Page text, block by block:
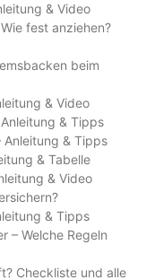
& Video
fest anziehen?
beim
& Video
& Tipps
& Tipps
& Tabelle
& Video
& Tipps
– Welche Regeln
Checkliste und alle